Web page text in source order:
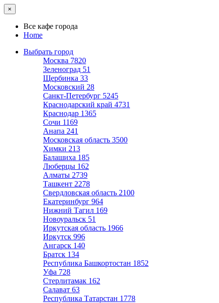
×
Все кафе города
Home
Выбрать город
Москва 7820
Зеленоград 51
Щербинка 33
Московский 28
Санкт-Петербург 5245
Краснодарский край 4731
Краснодар 1365
Сочи 1169
Анапа 241
Московская область 3500
Химки 213
Балашиха 185
Люберцы 162
Алматы 2739
Ташкент 2278
Свердловская область 2100
Екатеринбург 964
Нижний Тагил 169
Новоуральск 51
Иркутская область 1966
Иркутск 996
Ангарск 140
Братск 134
Республика Башкортостан 1852
Уфа 728
Стерлитамак 162
Салават 63
Республика Татарстан 1778